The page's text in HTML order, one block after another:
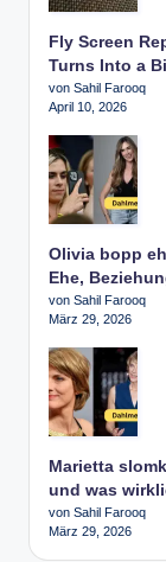
Fly Screen
Turns Into a
von Sahil Farooq
April 10, 2026
Olivia bopp
Ehe,
von Sahil Farooq
März 29, 2026
Marietta
und was
von Sahil Farooq
März 29, 2026